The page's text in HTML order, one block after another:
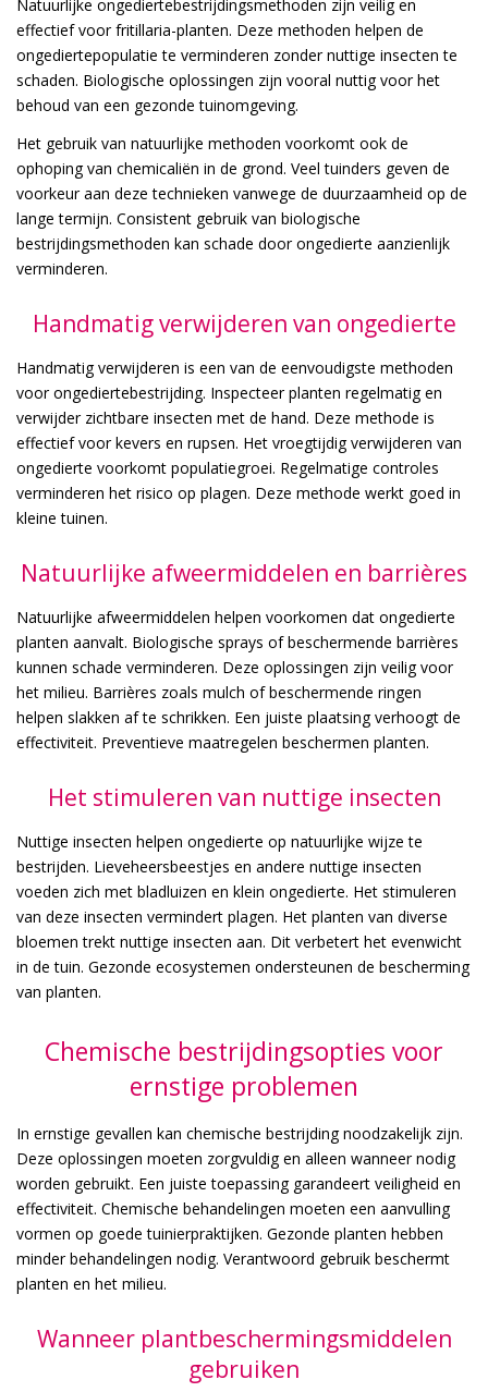
Natuurlijke ongediertebestrijdingsmethoden zijn veilig en
effectief voor fritillaria-planten. Deze methoden helpen de
ongediertepopulatie te verminderen zonder nuttige insecten te
schaden. Biologische oplossingen zijn vooral nuttig voor het
behoud van een gezonde tuinomgeving.
Het gebruik van natuurlijke methoden voorkomt ook de
ophoping van chemicaliën in de grond. Veel tuinders geven de
voorkeur aan deze technieken vanwege de duurzaamheid op de
lange termijn. Consistent gebruik van biologische
bestrijdingsmethoden kan schade door ongedierte aanzienlijk
verminderen.
Handmatig verwijderen van ongedierte
Handmatig verwijderen is een van de eenvoudigste methoden
voor ongediertebestrijding. Inspecteer planten regelmatig en
verwijder zichtbare insecten met de hand. Deze methode is
effectief voor kevers en rupsen. Het vroegtijdig verwijderen van
ongedierte voorkomt populatiegroei. Regelmatige controles
verminderen het risico op plagen. Deze methode werkt goed in
kleine tuinen.
Natuurlijke afweermiddelen en barrières
Natuurlijke afweermiddelen helpen voorkomen dat ongedierte
planten aanvalt. Biologische sprays of beschermende barrières
kunnen schade verminderen. Deze oplossingen zijn veilig voor
het milieu. Barrières zoals mulch of beschermende ringen
helpen slakken af te schrikken. Een juiste plaatsing verhoogt de
effectiviteit. Preventieve maatregelen beschermen planten.
Het stimuleren van nuttige insecten
Nuttige insecten helpen ongedierte op natuurlijke wijze te
bestrijden. Lieveheersbeestjes en andere nuttige insecten
voeden zich met bladluizen en klein ongedierte. Het stimuleren
van deze insecten vermindert plagen. Het planten van diverse
bloemen trekt nuttige insecten aan. Dit verbetert het evenwicht
in de tuin. Gezonde ecosystemen ondersteunen de bescherming
van planten.
Chemische bestrijdingsopties voor
ernstige problemen
In ernstige gevallen kan chemische bestrijding noodzakelijk zijn.
Deze oplossingen moeten zorgvuldig en alleen wanneer nodig
worden gebruikt. Een juiste toepassing garandeert veiligheid en
effectiviteit. Chemische behandelingen moeten een aanvulling
vormen op goede tuinierpraktijken. Gezonde planten hebben
minder behandelingen nodig. Verantwoord gebruik beschermt
planten en het milieu.
Wanneer plantbeschermingsmiddelen
gebruiken